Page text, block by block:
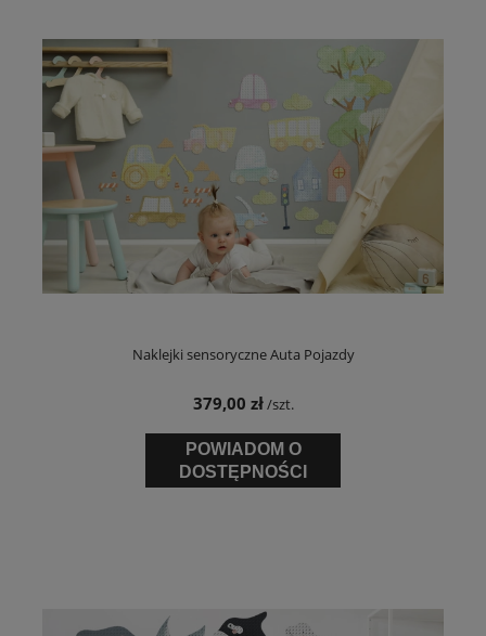
Naklejki sensoryczne Auta Pojazdy
379,00 zł/szt.
POWIADOM O
DOSTĘPNOŚCI